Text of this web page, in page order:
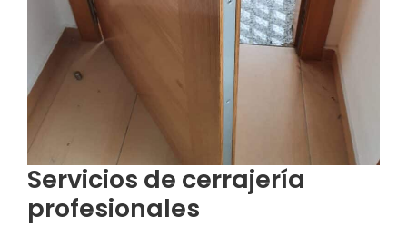
Servicios de cerrajería
profesionales